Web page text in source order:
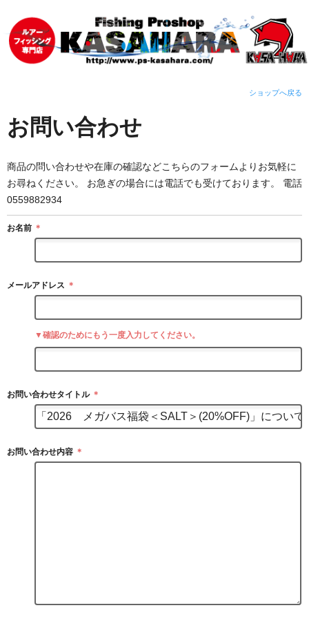
ショップへ戻る
お問い合わせ
商品の問い合わせや在庫の確認などこちらのフォームよりお気軽に
お尋ねください。 お急ぎの場合には電話でも受けております。 電話
0559882934
お名前 ＊
メールアドレス ＊
▼確認のためにもう一度入力してください。
お問い合わせタイトル ＊
お問い合わせ内容 ＊